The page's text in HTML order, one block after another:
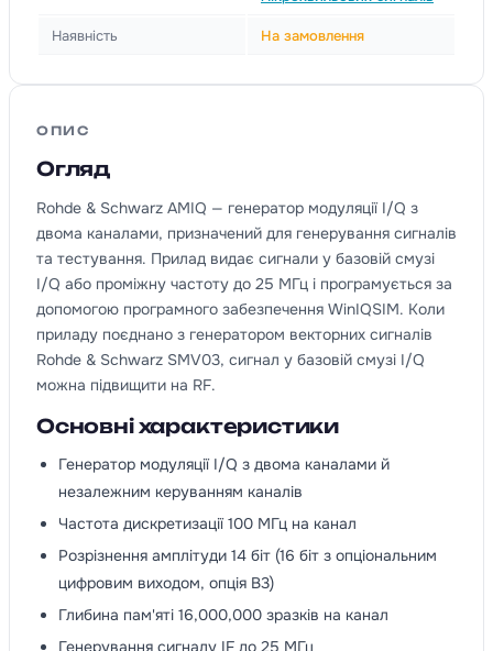
Наявність На замовлення
ОПИС
Огляд
Rohde & Schwarz AMIQ — генератор модуляції I/Q з
двома каналами, призначений для генерування сигналів
та тестування. Прилад видає сигнали у базовій смузі
I/Q або проміжну частоту до 25 МГц і програмується за
допомогою програмного забезпечення WinIQSIM. Коли
приладу поєднано з генератором векторних сигналів
Rohde & Schwarz SMV03, сигнал у базовій смузі I/Q
можна підвищити на RF.
Основні характеристики
Генератор модуляції I/Q з двома каналами й
незалежним керуванням каналів
Частота дискретизації 100 МГц на канал
Розрізнення амплітуди 14 біт (16 біт з опціональним
цифровим виходом, опція B3)
Глибина пам'яті 16,000,000 зразків на канал
Генерування сигналу IF до 25 МГц